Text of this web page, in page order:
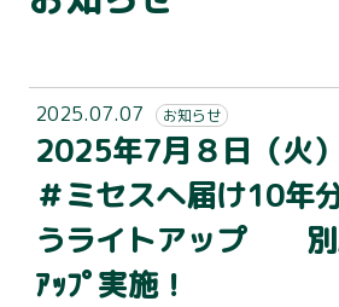
2025.07.07 お知らせ
2025年7月８日（火
＃ミセスへ届け10年
うライトアップ 別
ｱｯﾌﾟ実施！